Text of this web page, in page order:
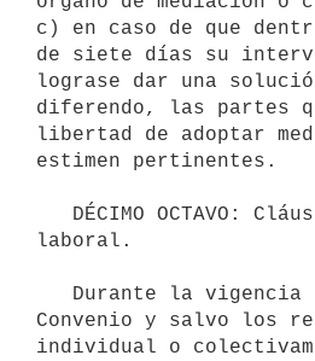
c) en caso de que
de siete días su
lograse dar una
diferendo, las partes
libertad de adoptar
estimen pertinentes.
laboral.
Convenio y salvo los
individual o